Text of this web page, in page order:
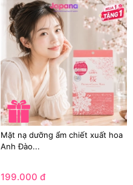
Mặt nạ dưỡng ẩm chiết xuất hoa
Anh Đào...
199.000 đ